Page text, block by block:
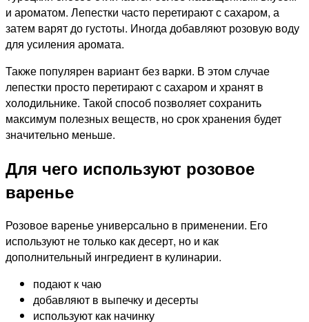
и ароматом. Лепестки часто перетирают с сахаром, а
затем варят до густоты. Иногда добавляют розовую воду
для усиления аромата.
Также популярен вариант без варки. В этом случае
лепестки просто перетирают с сахаром и хранят в
холодильнике. Такой способ позволяет сохранить
максимум полезных веществ, но срок хранения будет
значительно меньше.
Для чего используют розовое
варенье
Розовое варенье универсально в применении. Его
используют не только как десерт, но и как
дополнительный ингредиент в кулинарии.
подают к чаю
добавляют в выпечку и десерты
используют как начинку